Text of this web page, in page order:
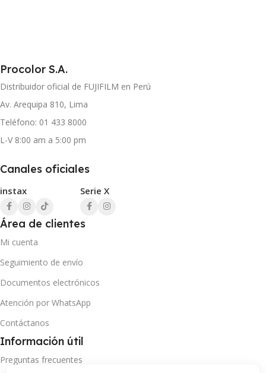
Procolor S.A.
Distribuidor oficial de FUJIFILM en Perú
Av. Arequipa 810, Lima
Teléfono: 01 433 8000
L-V 8:00 am a 5:00 pm
Canales oficiales
instax Serie X
Área de clientes
Mi cuenta
Seguimiento de envío
Documentos electrónicos
Atención por WhatsApp
Contáctanos
Información útil
Preguntas frecuentes